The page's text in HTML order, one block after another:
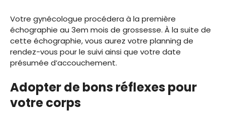
Votre gynécologue procédera à la première
échographie au 3em mois de grossesse. À la suite de
cette échographie, vous aurez votre planning de
rendez-vous pour le suivi ainsi que votre date
présumée d’accouchement.
Adopter de bons réflexes pour
votre corps